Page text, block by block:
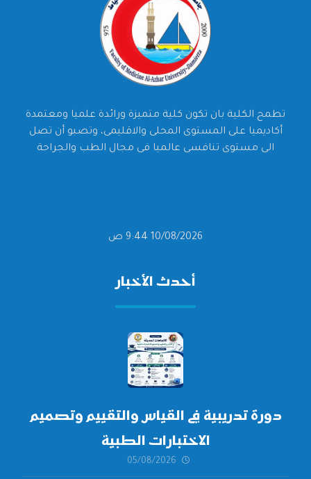
تطمح الكلية بان تكون كلية متميزة ورائدة علميا ومعتمدة
أكاديميا على المستوى المحلى والاقليمى، وتصبو أن تصل
الى مستوى تنافسى عالميا فى مجال الطب والجراحة
10/08/2026 9:44 ص
أحدث الأخبار
دورة تدريبية في القياس والتقييم وتصميم
الاختبارات الطبية
05/08/2026